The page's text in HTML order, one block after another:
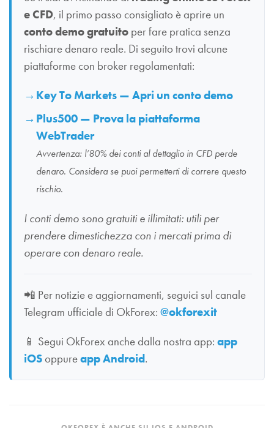
e CFD, il primo passo consigliato è aprire un
conto demo gratuito per fare pratica senza
rischiare denaro reale. Di seguito trovi alcune
piattaforme con broker regolamentati:
Key To Markets — Apri un conto demo
Plus500 — Prova la piattaforma
WebTrader
Avvertenza: l’80% dei conti al dettaglio in CFD perde
denaro. Considera se puoi permetterti di correre questo
rischio.
I conti demo sono gratuiti e illimitati: utili per
prendere dimestichezza con i mercati prima di
operare con denaro reale.
📲 Per notizie e aggiornamenti, seguici sul canale
Telegram ufficiale di OkForex: @okforexit
📱 Segui OkForex anche dalla nostra app: app
iOSoppureapp Android.